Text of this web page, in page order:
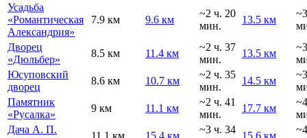
Усадьба
«Романтическая
Александрия»
7.9 км 9.6 км
~2 ч. 20
мин.
13.5 км
Дворец
«Дюльбер»
8.5 км 11.4 км
~2 ч. 37
мин.
13.5 км
Юсуповский
дворец
8.6 км 10.7 км
~2 ч. 35
мин.
14.5 км
Памятник
«Русалка»
9 км 11.1 км
~2 ч. 41
мин.
17.7 км
Дача А. П.
11.1 км 15.4 км
~3 ч. 34
15.6 км